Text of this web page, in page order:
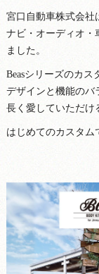
宮口自動車株式会社
ナビ・オーディオ・
ました。
Beasシリーズのカス
デザインと機能のバ
長く愛していただけ
はじめてのカスタム